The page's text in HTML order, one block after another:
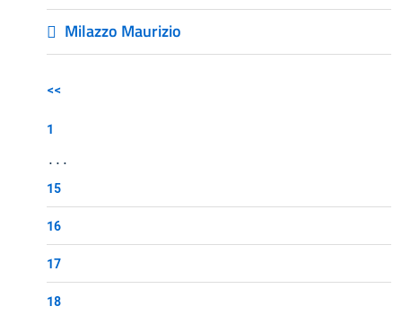
Milazzo Maurizio
<<
1
...
15
16
17
18